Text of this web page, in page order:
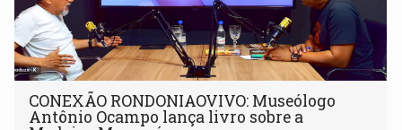
CONEXÃO RONDONIAOVIVO: Museólogo
Antônio Ocampo lança livro sobre a